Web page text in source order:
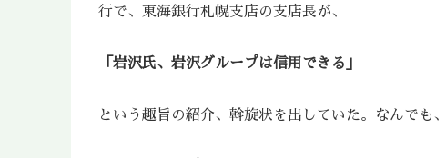
行で、東海銀行札幌支店の支店長が、
「岩沢氏、岩沢グループは信用できる」
という趣旨の紹介、斡旋状を出していた。なんでも